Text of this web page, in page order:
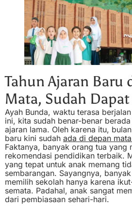
Tahun Ajaran Baru
Mata, Sudah Dapat
Ayah Bunda, waktu terasa
ini, kita sudah benar-benar
ajaran lama. Oleh karena itu,
baru kini sudah ada di depan
Faktanya, banyak orang tua yang
rekomendasi pendidikan terbaik.
yang tepat untuk anak memang
sembarangan. Sayangnya,
memilih sekolah hanya karena
semata. Padahal, anak sangat
dari pembiasaan sehari-hari.